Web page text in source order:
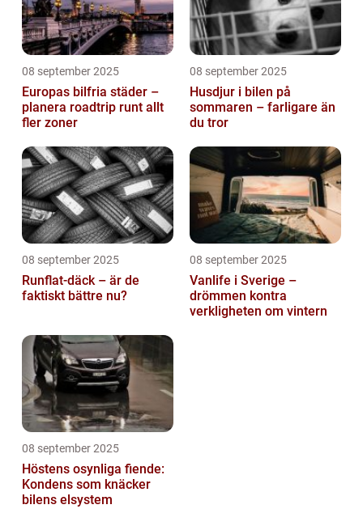
08 september 2025
Europas bilfria städer –
planera roadtrip runt allt
fler zoner
08 september 2025
Husdjur i bilen på
sommaren – farligare än
du tror
08 september 2025
Runflat-däck – är de
faktiskt bättre nu?
08 september 2025
Vanlife i Sverige –
drömmen kontra
verkligheten om vintern
08 september 2025
Höstens osynliga fiende:
Kondens som knäcker
bilens elsystem